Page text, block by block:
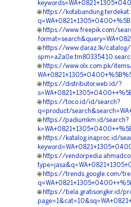
🌐 https://
🌐 https://www.freepik.com/
🌐 https://www.daraz.lk/catalog/
🌐 https://www.olx.com.pk/
🌐 https://distributor.web.id/?
🌐 https://toco.id/id/search?
q=product/
🌐 https://padiumkm.id/search?
🌐 https://katalog.inaproc.id/
🌐 https://
🌐 https://trends.google.com/
🌐 https://bela.gratisongkir.id/